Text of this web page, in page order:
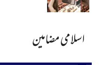
اسلامی مضامین